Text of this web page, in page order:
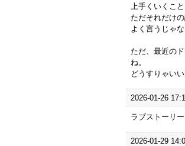
上手くいくこ
ただそれだけの
よく言うじゃ
ただ、最近の
ね。
どうすりゃい
2026-01-26
ラブストーリ
2026-01-29